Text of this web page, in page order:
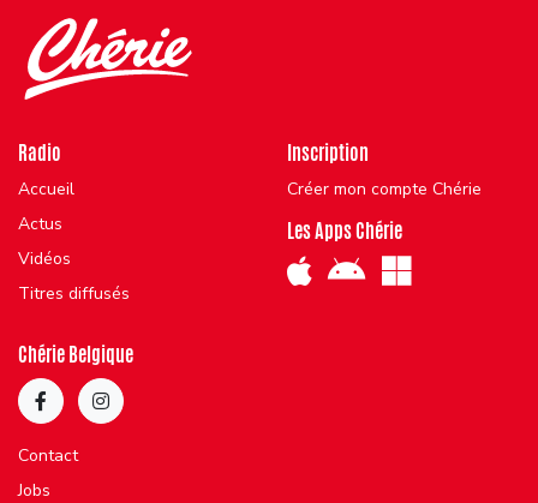
Radio
Accueil
Actus
Vidéos
Titres diffusés
Inscription
Créer mon compte Chérie
Les Apps Chérie
Chérie Belgique
Contact
Jobs